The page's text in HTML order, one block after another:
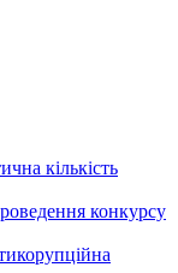
кількість
конкурсу